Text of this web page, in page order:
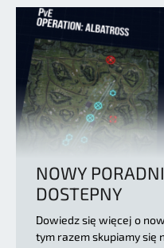
NOWY
DOSTEPNY
Dowiedz się więcej o
tym razem skupiamy się